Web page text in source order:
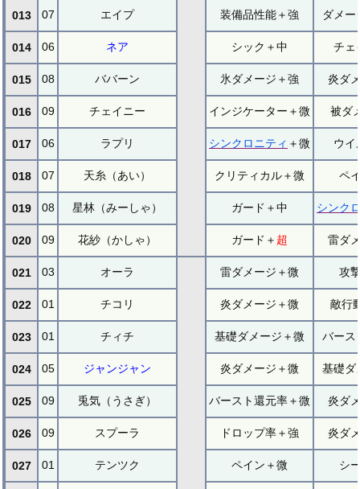
013 07 エイプ 装備品性能＋強 ダメー
014 06 ネア シック＋中 チェ
015 08 ババーン 氷ダメージ＋強 炎ダ
016 09 チェイニー インジケーター＋微 被ダ
017 06 ラプリ シンクロニティ ＋微 ウイ
018 07 天糸（あい） クリティカル＋微 ペ
019 08 星林（みーしゃ） ガード＋中 シンク
020 09 花紗（かしゃ） ガード＋ 超 雷ダ
021 03 オーラ 雷ダメージ＋微 攻
022 01 チコリ 炎ダメージ＋微 敵行
023 01 チィチ 基礎ダメージ＋微 バース
024 05 ジャンジャン 炎ダメージ＋微 基礎ダ
025 09 兎気（うさぎ） バースト還元率＋微 炎ダ
026 09 スプーラ ドロップ率＋強 炎ダ
027 01 テンツク ペイン＋微 シ